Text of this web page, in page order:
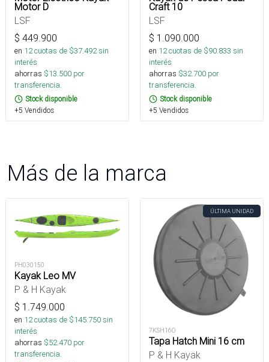
Motor D
LSF
$ 449.900
en 12cuotas de $37.492sin
interés
ahorras $13.500 por
transferencia.
Stock disponible
+5 Vendidos
Craft 10
LSF
$ 1.090.000
en 12cuotas de $90.833 sin
interés
ahorras $32.700 por
transferencia.
Stock disponible
+5 Vendidos
Más de la marca
PH030150
Kayak Leo MV
P & H Kayak
$ 1.749.000
en 12cuotas de $145.750sin
interés
ahorras $52.470 por
transferencia.
ÚLTIMA UNIDAD
7KSH16O
Tapa Hatch Mini 16 cm
P & H Kayak